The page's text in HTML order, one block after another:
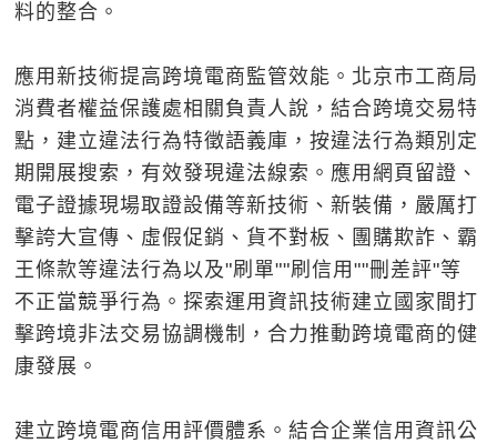
料的整合。
應用新技術提高跨境電商監管效能。北京市工商局
消費者權益保護處相關負責人說，結合跨境交易特
點，建立違法行為特徵語義庫，按違法行為類別定
期開展搜索，有效發現違法線索。應用網頁留證、
電子證據現場取證設備等新技術、新裝備，嚴厲打
擊誇大宣傳、虛假促銷、貨不對板、團購欺詐、霸
王條款等違法行為以及"刷單""刷信用""刪差評"等
不正當競爭行為。探索運用資訊技術建立國家間打
擊跨境非法交易協調機制，合力推動跨境電商的健
康發展。
建立跨境電商信用評價體系。結合企業信用資訊公